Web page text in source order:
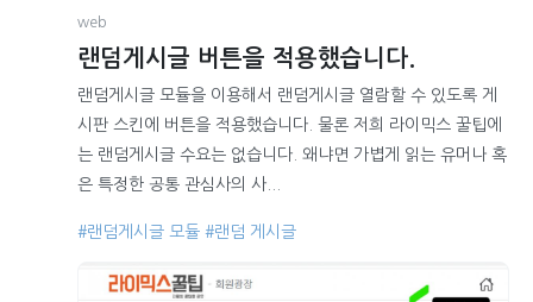
web
랜덤게시글 버튼을 적용했습니다.
랜덤게시글 모듈을 이용해서 랜덤게시글 열람할 수 있도록 게
시판 스킨에 버튼을 적용했습니다. 물론 저희 라이믹스 꿀팁에
는 랜덤게시글 수요는 없습니다. 왜냐면 가볍게 읽는 유머나 혹
은 특정한 공통 관심사의 사...
#랜덤게시글 모듈 #랜덤 게시글